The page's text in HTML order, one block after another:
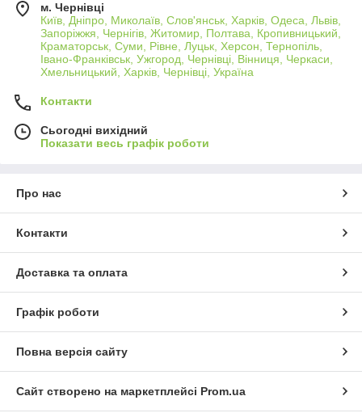
м. Чернівці
Київ, Дніпро, Миколаїв, Слов'янськ, Харків, Одеса, Львів,
Запоріжжя, Чернігів, Житомир, Полтава, Кропивницький,
Краматорськ, Суми, Рівне, Луцьк, Херсон, Тернопіль,
Івано-Франківськ, Ужгород, Чернівці, Вінниця, Черкаси,
Хмельницький, Харків, Чернівці, Україна
Контакти
Сьогодні вихідний
Показати весь графік роботи
Про нас
Контакти
Доставка та оплата
Графік роботи
Повна версія сайту
Сайт створено на маркетплейсі Prom.ua